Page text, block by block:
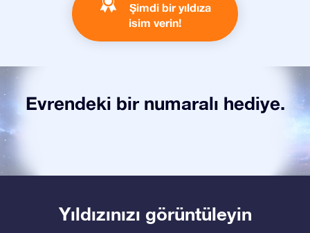
Şimdi bir yıldıza
isim verin!
Evrendeki bir numaralı hediye.
Yıldızınızı görüntüleyin